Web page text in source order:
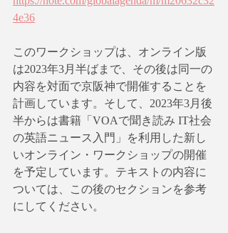
4e36
このワークショップは、オンライン版
は2023年3月半ばまで、その後は同一の
内容を対面で京阪神で開催することを
計画しています。そして、2023年3月後
半からは書籍「VOAで聞き読み IT社会
の英語ニュース入門」を利用した新し
いオンライン・ワークショップの開催
を予定しています。テキストの内容に
ついては、この後のセクションを参考
にしてください。